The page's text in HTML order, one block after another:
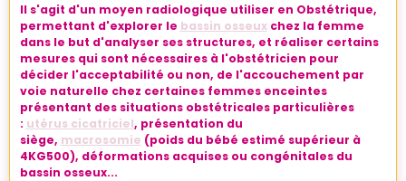
Il s'agit d'un moyen radiologique utiliser en Obstétrique,
permettant d'explorer le bassin osseuxchez la femme
dans le but d'analyser ses structures, et réaliser certains
mesures qui sont nécessaires à l'obstétricien pour
décider l'acceptabilité ou non, de l'accouchement par
voie naturelle chez certaines femmes enceintes
présentant des situations obstétricales particulières
: utérus cicatriciel, présentation du
siège, macrosomie (poids du bébé estimé supérieur à
4KG500), déformations acquises ou congénitales du
bassin osseux...